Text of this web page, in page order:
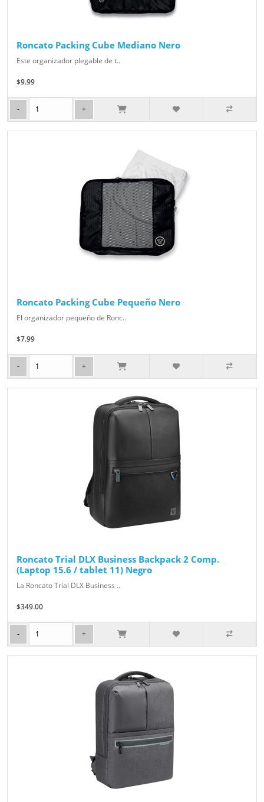
Roncato Packing Cube Mediano Nero
Este organizador plegable de t..
$9.99
Roncato Packing Cube Pequeño Nero
El organizador pequeño de Ronc..
$7.99
Roncato Trial DLX Business Backpack 2 Comp.
(Laptop 15.6 / tablet 11) Negro
La Roncato Trial DLX Business ..
$349.00